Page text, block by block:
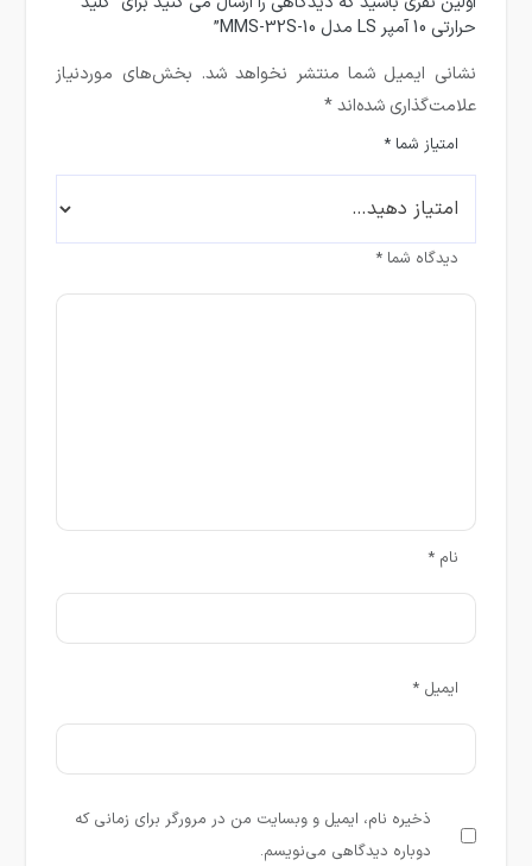
حرارتی 10 آمپر LS مدل MMS-32S-10”
نشانی ایمیل شما منتشر نخواهد شد. بخش‌های موردنیاز
علامت‌گذاری شده‌اند*
امتیاز شما*
دیدگاه شما*
نام*
ایمیل*
ذخیره نام، ایمیل و وبسایت من در مرورگر برای زمانی که
دوباره دیدگاهی می‌نویسم.